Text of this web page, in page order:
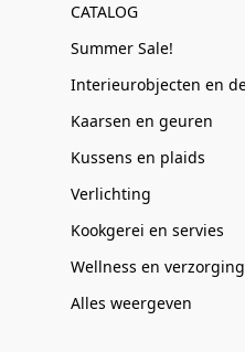
CATALOG
Summer Sale!
Kaarsen en geuren
Kussens en plaids
Verlichting
Kookgerei en servies
Wellness en verzorging
Alles weergeven